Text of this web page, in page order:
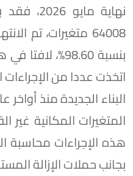
نهاية
بنسبة 98.60%،
اتخذت عددا من
المتغيرات المكانية غير
هذه الإجراءات محاسبة
بجانب حملات الإزالة